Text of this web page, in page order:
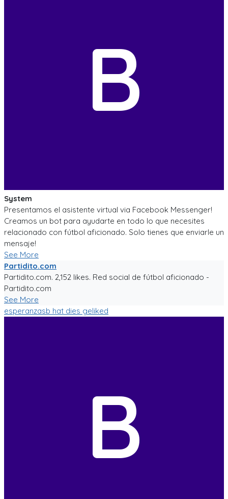
B
System
Presentamos el asistente virtual via Facebook Messenger!
Creamos un bot para ayudarte en todo lo que necesites
relacionado con fútbol aficionado. Solo tienes que enviarle un
mensaje!
See More
Partidito.com
Partidito.com. 2,152 likes. Red social de fútbol aficionado -
Partidito.com
See More
esperanzasb hat dies geliked
B